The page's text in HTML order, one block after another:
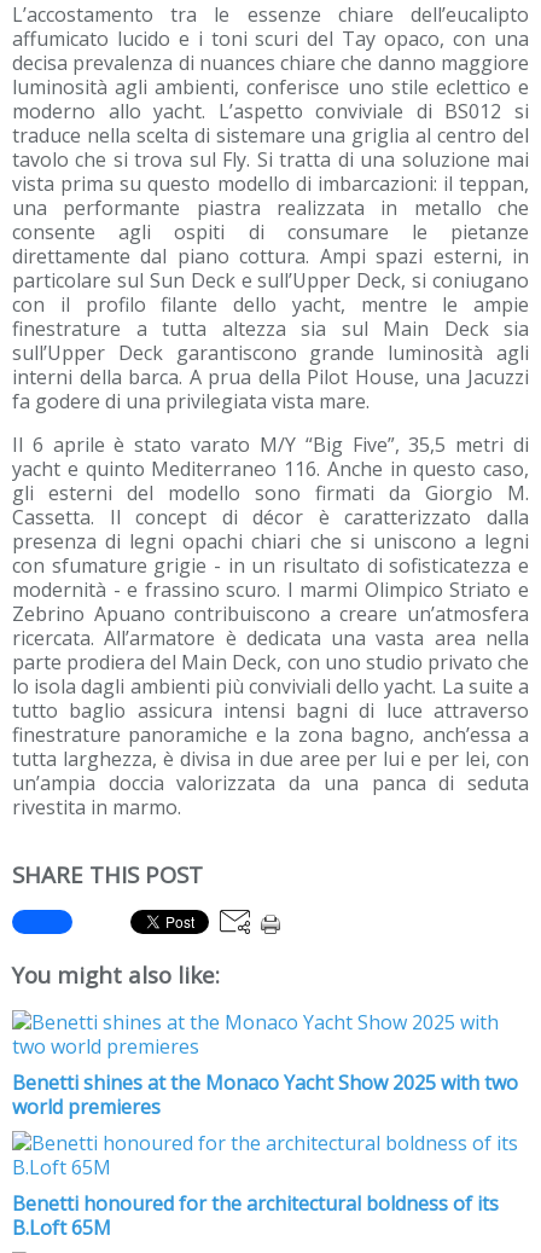
L’accostamento tra le essenze chiare dell’eucalipto
affumicato lucido e i toni scuri del Tay opaco, con una
decisa prevalenza di nuances chiare che danno maggiore
luminosità agli ambienti, conferisce uno stile eclettico e
moderno allo yacht. L’aspetto conviviale di BS012 si
traduce nella scelta di sistemare una griglia al centro del
tavolo che si trova sul Fly. Si tratta di una soluzione mai
vista prima su questo modello di imbarcazioni: il teppan,
una performante piastra realizzata in metallo che
consente agli ospiti di consumare le pietanze
direttamente dal piano cottura. Ampi spazi esterni, in
particolare sul Sun Deck e sull’Upper Deck, si coniugano
con il profilo filante dello yacht, mentre le ampie
finestrature a tutta altezza sia sul Main Deck sia
sull’Upper Deck garantiscono grande luminosità agli
interni della barca. A prua della Pilot House, una Jacuzzi
fa godere di una privilegiata vista mare.
Il 6 aprile è stato varato M/Y “Big Five”, 35,5 metri di
yacht e quinto Mediterraneo 116. Anche in questo caso,
gli esterni del modello sono firmati da Giorgio M.
Cassetta. Il concept di décor è caratterizzato dalla
presenza di legni opachi chiari che si uniscono a legni
con sfumature grigie - in un risultato di sofisticatezza e
modernità - e frassino scuro. I marmi Olimpico Striato e
Zebrino Apuano contribuiscono a creare un’atmosfera
ricercata. All’armatore è dedicata una vasta area nella
parte prodiera del Main Deck, con uno studio privato che
lo isola dagli ambienti più conviviali dello yacht. La suite a
tutto baglio assicura intensi bagni di luce attraverso
finestrature panoramiche e la zona bagno, anch’essa a
tutta larghezza, è divisa in due aree per lui e per lei, con
un’ampia doccia valorizzata da una panca di seduta
rivestita in marmo.
SHARE THIS POST
You might also like:
Benetti shines at the Monaco Yacht Show 2025 with two
world premieres
Benetti honoured for the architectural boldness of its
B.Loft 65M